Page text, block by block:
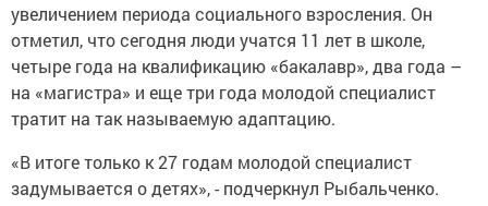
увеличением периода социального взросления. Он
отметил, что сегодня люди учатся 11 лет в школе,
четыре года на квалификацию «бакалавр», два года –
на «магистра» и еще три года молодой специалист
тратит на так называемую адаптацию.
«В итоге только к 27 годам молодой специалист
задумывается о детях», - подчеркнул Рыбальченко.